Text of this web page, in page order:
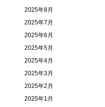
2025年8月
2025年7月
2025年6月
2025年5月
2025年4月
2025年3月
2025年2月
2025年1月